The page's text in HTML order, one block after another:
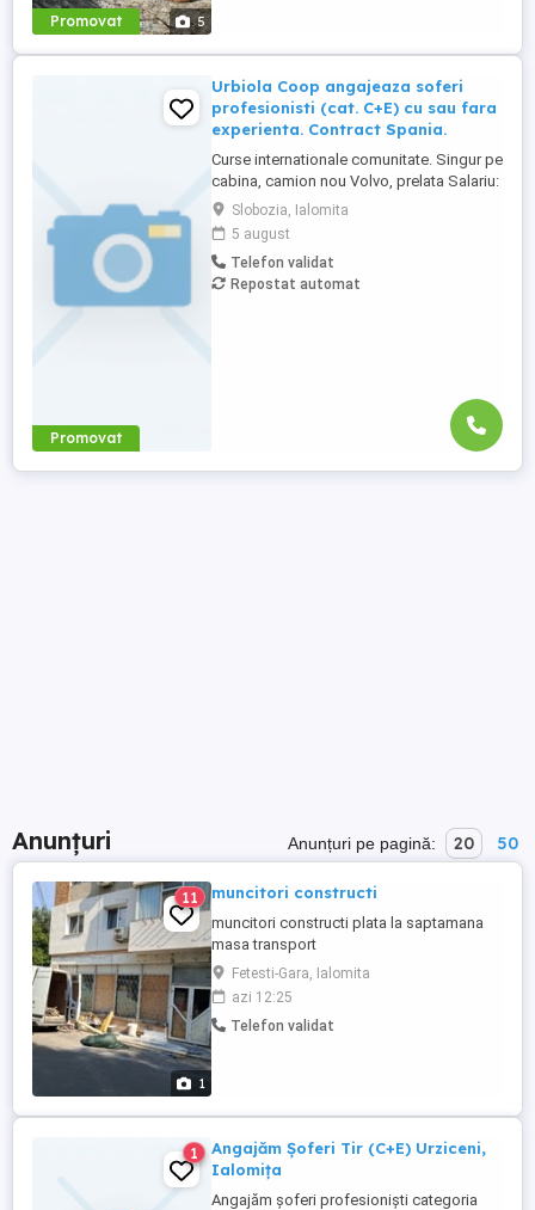
Promovat 5
Promovat
Urbiola Coop angajeaza soferi
profesionisti (cat. C+E) cu sau fara
experienta. Contract Spania.
Curse internationale comunitate. Singur pe
cabina, camion nou Volvo, prelata Salariu:
2700 luna net 12.000 km (garantat) Prima
0,06 camion km extra peste 12000 km; +
100 prima la angajare pt. ADR; + 300 prima
pentru 6 luni lucrate; + 300 prima pentru 9
luni lucrate; + 300 prima pentru 12 luni
Slobozia, Ialomita
5 august
Telefon validat
Repostat automat
Anunțuri Anunțuri pe pagină: 20 50
1
11 muncitori constructi
muncitori constructi plata la saptamana
masa transport
Fetesti-Gara, Ialomita
azi 12:25
Telefon validat
1
Angajăm Șoferi Tir (C+E) Urziceni,
Ialomița
Angajăm șoferi profesioniști categoria